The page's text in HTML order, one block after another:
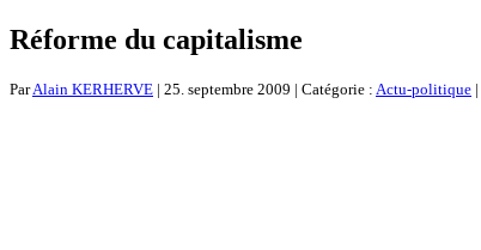
Réforme du capitalisme
ParAlain KERHERVE | 25. septembre 2009 | Catégorie : Actu-politique |